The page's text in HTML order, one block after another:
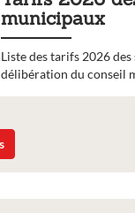
des services
conseil municipal du